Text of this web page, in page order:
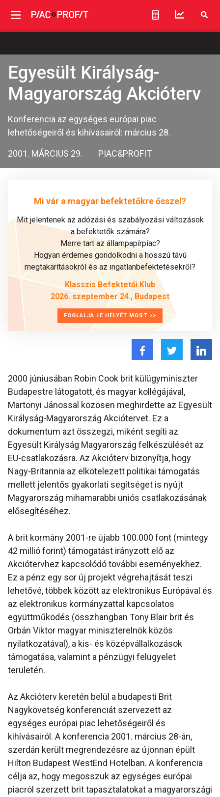
Egyesült Királyság-
Magyarország Akcióterv
Konferencia az egységes európai piac
lehetőségeiről és kihívásairól: március 28.
2001. MÁRCIUS 29. PIAC&PROFIT
Mi vár a magyar befektetőkre ősszel?
Mit jelentenek az adózási és szabályozási változások
a befektetők számára?
Merre tart az állampapírpiac?
Hogyan érdemes gondolkodni a hosszú távú
megtakarításokról és az ingatlanbefektetésekről?
Klasszis Befektetői Klub
2026. szeptember 24., Budapest
FOGLALJA LE HELYÉT MOST >>
2000 júniusában Robin Cook brit külügyminiszter
Budapestre látogatott, és magyar kollégájával,
Martonyi Jánossal közösen meghirdette az Egyesült
Királyság-Magyarország Akciótervet. Ez a
dokumentum azt összegzi, miként segíti az
Egyesült Királyság Magyarország felkészülését az
EU-csatlakozásra. Az Akcióterv bizonyítja, hogy
Nagy-Britannia az elkötelezett politikai támogatás
mellett jelentős gyakorlati segítséget is nyújt
Magyarország mihamarabbi uniós csatlakozásának
elősegítéséhez.
A brit kormány 2001-re újabb 100.000 font (mintegy
42 millió forint) támogatást irányzott elő az
Akciótervhez kapcsolódó további eseményekhez.
Ez a pénz egy sor új projekt végrehajtását teszi
lehetővé, többek között az elektronikus Európával és
az elektronikus kormányzattal kapcsolatos
együttműködés (összhangban Tony Blair brit és
Orbán Viktor magyar miniszterelnök közös
nyilatkozatával), a kis- és középvállalkozások
támogatása, valamint a pénzügyi felügyelet
területén.
Az Akcióterv keretén belül a budapesti Brit
Nagykövetség konferenciát szervezett az
egységes európai piac lehetőségeiről és
kihívásairól. A konferencia 2001. március 28-án,
szerdán került megrendezésre az újonnan épült
Hilton Budapest WestEnd Hotelban. A konferencia
célja az, hogy megosszuk az egységes európai
piacról szerzett brit tapasztalatokat a magyarországi